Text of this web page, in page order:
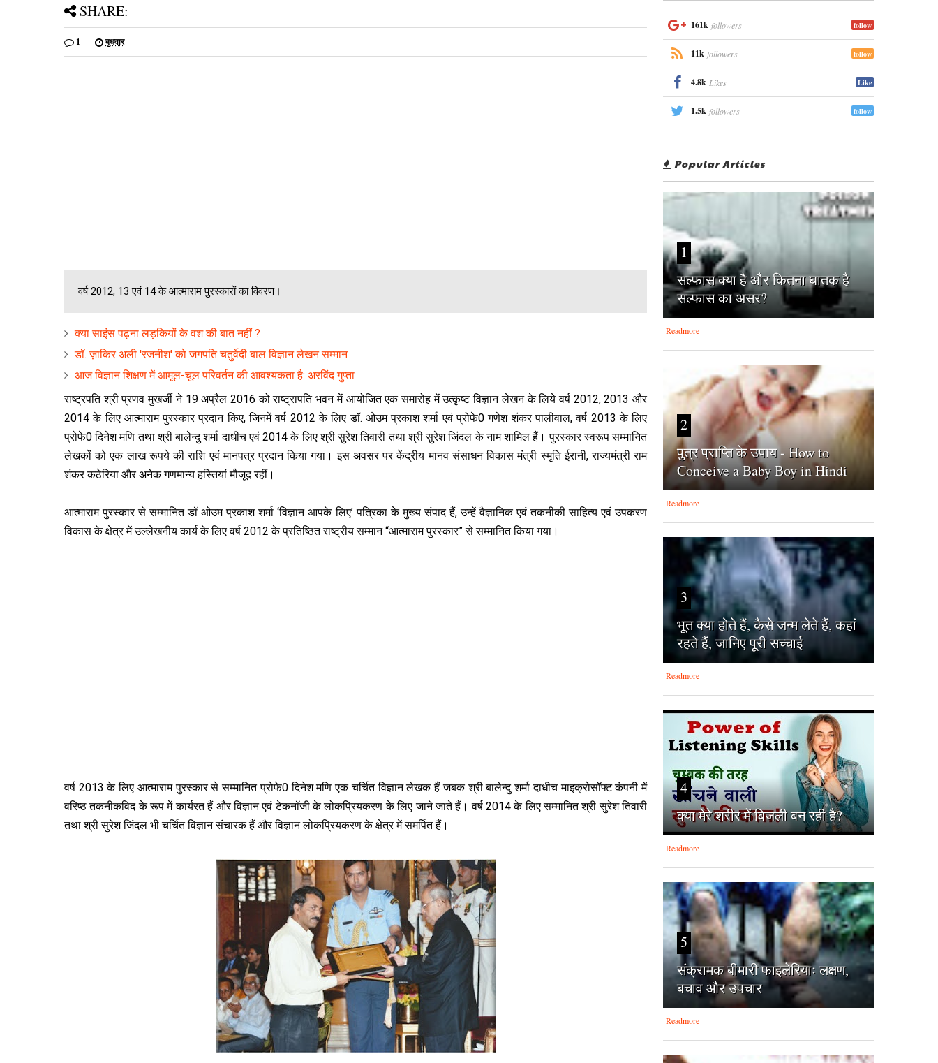
SHARE:
1 बुधवार
वर्ष 2012, 13 एवं 14 के आत्माराम पुरस्कारों का विवरण।
क्या साइंस पढ़ना लड़कियों के वश की बात नहीं ?
डॉ. ज़ाकिर अली 'रजनीश' को जगपति चतुर्वेदी बाल विज्ञान लेखन सम्मान
आज विज्ञान शि‍क्षण में आमूल-चूल परिवर्तन की आवश्यकता है: अरविंद गुप्ता
राष्ट्रपति श्री प्रणव मुखर्जी ने 19 अप्रैल 2016 को राष्ट्रापति भवन में आयोजित एक समारोह में उत्कृष्ट विज्ञान लेखन के लिये वर्ष 2012, 2013 और
2014 के लिए आत्माराम पुरस्कार प्रदान किए, जिनमें वर्ष 2012 के लिए डॉ. ओउम प्रकाश शर्मा एवं प्रोफे0 गणेश शंकर पालीवाल, वर्ष 2013 के लिए
प्रोफे0 दिनेश मणि तथा श्री बालेन्दु शर्मा दाधीच एवं 2014 के लिए श्री सुरेश तिवारी तथा श्री सुरेश जिंदल के नाम शामिल हैं। पुरस्कार स्वरूप सम्मानित
लेखकों को एक लाख रूपये की राश‍ि एवं मानपत्र प्रदान किया गया। इस अवसर पर केंद्रीय मानव संसाधन विकास मंत्री स्मृति ईरानी, राज्यमंत्री राम
शंकर कठेरिया और अनेक गणमान्य हस्तियां मौजूद रहीं।
आत्माराम पुरस्कार से सम्मानित डॉ ओउम प्रकाश शर्मा ‘विज्ञान आपके लिए’ पत्रिका के मुख्य संपाद हैं, उन्हें वैज्ञानिक एवं तकनीकी साहित्य एवं उपकरण
विकास के क्षेत्र में उल्लेखनीय कार्य के लिए वर्ष 2012 के प्रतिष्ठित राष्ट्रीय सम्मान “आत्माराम पुरस्कार” से सम्मानित किया गया।
वर्ष 2013 के लिए आत्माराम पुरस्कार से सम्मानित प्रोफे0 दिनेश मणि एक चर्चित विज्ञान लेखक हैं जबक श्री बालेन्दु शर्मा दाधीच माइक्रोसॉफ्ट कंपनी में
वरिष्ठ तकनीकविद के रूप में कार्यरत हैं और विज्ञान एवं टेकनॉजी के लोकप्रियकरण के लिए जाने जाते हैं। वर्ष 2014 के लिए सम्मानित श्री सुरेश तिवारी
तथा श्री सुरेश जिंदल भी चर्चित विज्ञान संचारक हैं और विज्ञान लोकप्रियकरण के क्षेत्र में समर्पित हैं।
161k followers follow
11k followers follow
4.8k Likes Like
1.5k followers follow
Popular Articles
1
सल्फास क्या है और कितना घातक है
सल्फास का असर?
Readmore
2
पुत्र प्राप्ति के उपाय - How to
Conceive a Baby Boy in Hindi
Readmore
3
भूत क्या होते हैं, कैसे जन्म लेते हैं, कहां
रहते हैं, जानिए पूरी सच्चाई
Readmore
4
क्‍या मेरे शरीर में बिजली बन रही है?
Readmore
5
संक्रामक बीमारी फाइलेरियाः लक्षण,
बचाव और उपचार
Readmore